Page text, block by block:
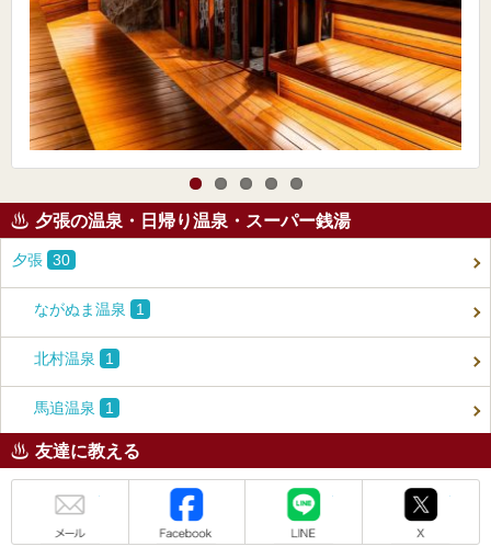
夕張の温泉・日帰り温泉・スーパー銭湯
夕張 30
ながぬま温泉 1
北村温泉 1
馬追温泉 1
友達に教える